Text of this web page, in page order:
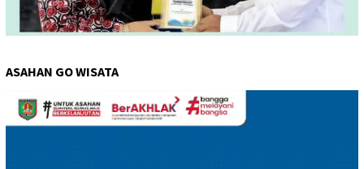
ASAHAN GO WISATA
Pemutar
Video